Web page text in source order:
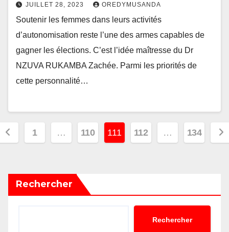
JUILLET 28, 2023 OREDYMUSANDA
Soutenir les femmes dans leurs activités
d’autonomisation reste l’une des armes capables de
gagner les élections. C’est l’idée maîtresse du Dr
NZUVA RUKAMBA Zachée. Parmi les priorités de
cette personnalité…
1 … 110 111 112 … 134
Rechercher
Rechercher